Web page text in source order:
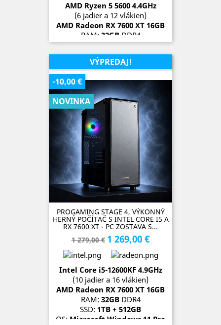
AMD Ryzen 5 5600 4.4GHz
(6 jadier a 12 vlákien)
AMD Radeon RX 7600 XT 16GB
RAM: 32GB DDR4
SSD:1TB + 512GB
OS:Microsoft Windows 11 Pro
SKLADOM (1 kus)
PROGAMING STAGE 4, VÝKONNÝ
HERNÝ POČÍTAČ S INTEL CORE I5 A
RX 7600 XT - PC ZOSTAVA S...
Základná
1 279,00 € Cena
1 269,00 €
Intel Core i5-12600KF 4.9GHz
(10 jadier a 16 vlákien)
AMD Radeon RX 7600 XT 16GB
RAM: 32GBDDR4
SSD: 1TB + 512GB
OS: Microsoft Windows 11 Pro
VÝPREDAJ!
-10,00 €
NOVINKA